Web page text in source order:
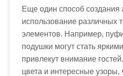
Еще один способ создания
использование различных
элементов. Например,
подушки могут стать
привлекут внимание
цвета и интересные узоры,